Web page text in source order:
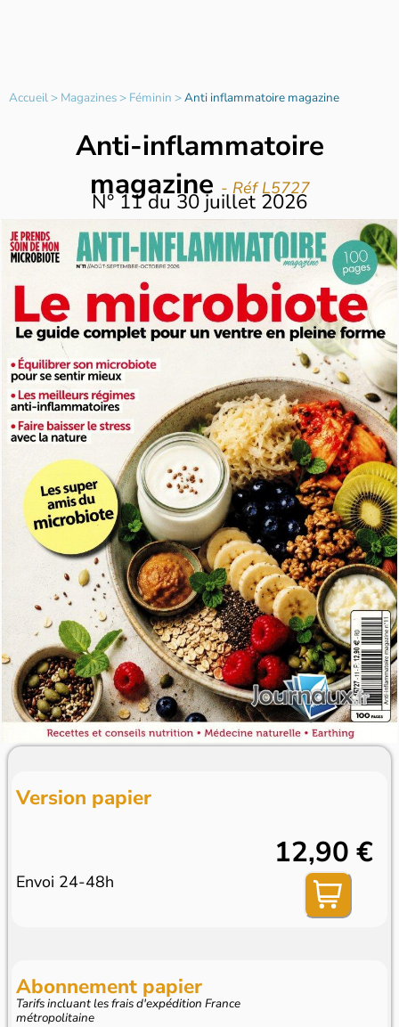
Accueil> Magazines> Féminin >Anti inflammatoire magazine
Anti-inflammatoire
magazine - Réf L5727
N°11du30 juillet 2026
Version papier
Envoi 24-48h
12,90 €
Abonnement papier
Tarifs incluant les frais d'expédition France
métropolitaine